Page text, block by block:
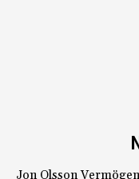
Jon Olsson